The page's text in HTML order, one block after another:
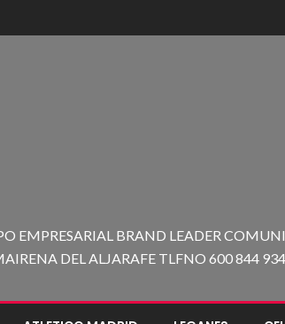
EMPRESARIAL BRAND LEADER
DEL ALJARAFE TLFNO 600 844